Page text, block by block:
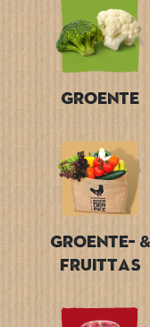
Groente
Groente- &
Fruittas